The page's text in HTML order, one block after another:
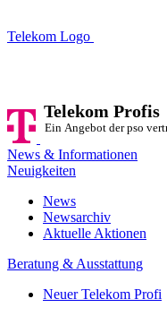
Telekom Logo
Telekom Profis
Ein Angebot der pso
News & Informationen
Neuigkeiten
News
Newsarchiv
Aktuelle Aktionen
Beratung & Ausstattung
Neuer Telekom Profi